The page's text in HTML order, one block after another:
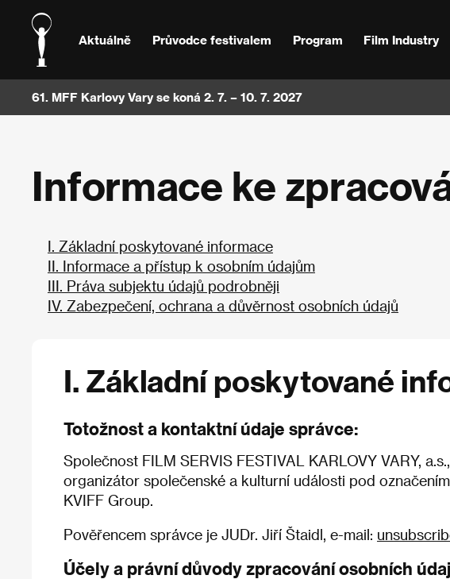
Aktuálně Průvodce festivalem Program Film Industry
61. MFF Karlovy Vary se koná 2. 7. – 10. 7. 2027
Informace ke
I. Základní poskytované informace
II. Informace a přístup k osobním údajům
III. Práva subjektu údajů podrobněji
IV. Zabezpečení, ochrana a důvěrnost osobních údajů
I. Základní poskytované
Totožnost a kontaktní údaje správce:
Společnost FILM SERVIS FESTIVAL KARLOVY VARY,
organizátor společenské a kulturní události pod
KVIFF Group.
Pověřencem správce je JUDr. Jiří Štaidl, e-mail:
Účely a právní důvody zpracování osobních